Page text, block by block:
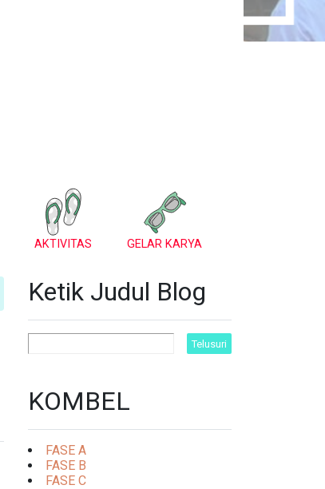
AKTIVITAS GELAR KARYA
Ketik Judul Blog
KOMBEL
FASE A
FASE B
FASE C